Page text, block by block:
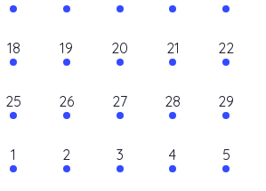
て
ビ
ゲ
ー
ン
ン
ン
ン
ン
イ
ン
イ
ン
イ
ン
イ
ン
イ
ン
9
イ
ン
18
9
イ
ン
19
9
イ
ン
20
9
イ
ン
21
10
イ
ン
22
9
イ
ン
25
9
イ
ン
26
10
イ
ン
27
9
イ
ン
28
10
イ
ン
29
6
イ
1
6
イ
2
6
イ
3
6
イ
4
6
イ
5